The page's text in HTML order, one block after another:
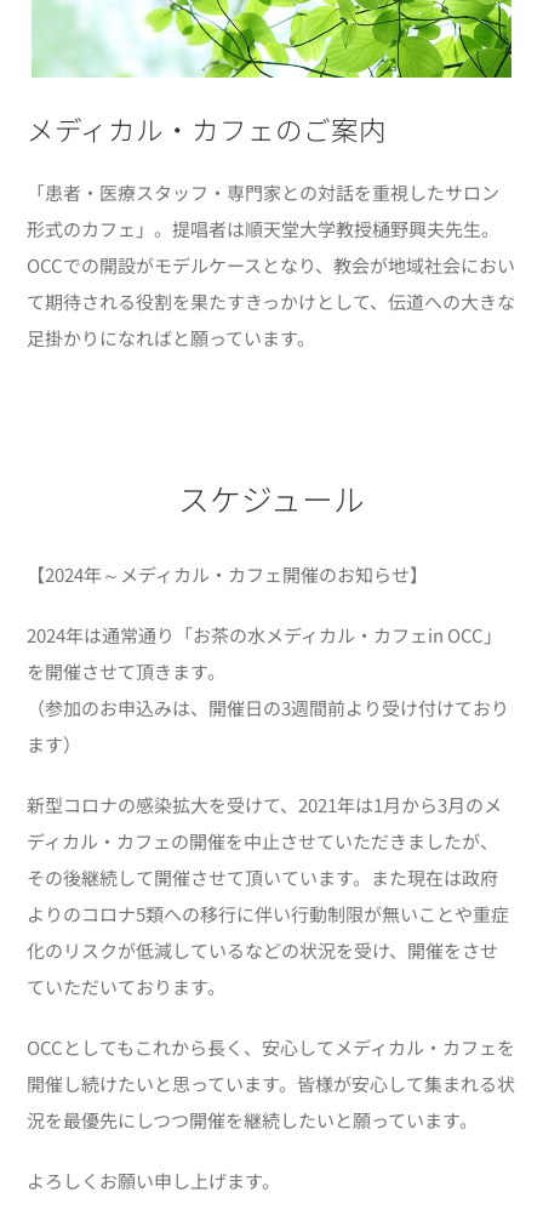
メディカル・カフェのご案内
「患者・医療スタッフ・専門家との対話を重視したサロン
形式のカフェ」。提唱者は順天堂大学教授樋野興夫先生。
OCCでの開設がモデルケースとなり、教会が地域社会におい
て期待される役割を果たすきっかけとして、伝道への大きな
足掛かりになればと願っています。
スケジュール
【2024年～メディカル・カフェ開催のお知らせ】
2024年は通常通り「お茶の水メディカル・カフェin OCC」
を開催させて頂きます。
（参加のお申込みは、開催日の3週間前より受け付けており
ます）
新型コロナの感染拡大を受けて、2021年は1月から3月のメ
ディカル・カフェの開催を中止させていただきましたが、
その後継続して開催させて頂いています。また現在は政府
よりのコロナ5類への移行に伴い行動制限が無いことや重症
化のリスクが低減しているなどの状況を受け、開催をさせ
ていただいております。
OCCとしてもこれから長く、安心してメディカル・カフェを
開催し続けたいと思っています。皆様が安心して集まれる状
況を最優先にしつつ開催を継続したいと願っています。
よろしくお願い申し上げます。